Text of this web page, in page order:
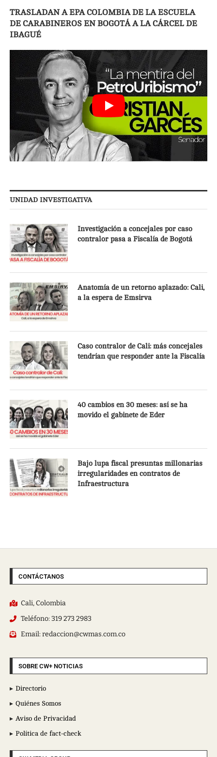
TRASLADAN A EPA COLOMBIA DE LA ESCUELA
DE CARABINEROS EN BOGOTÁ A LA CÁRCEL DE
IBAGUÉ
UNIDAD INVESTIGATIVA
Investigación a concejales por caso
contralor pasa a Fiscalía de Bogotá
Anatomía de un retorno aplazado: Cali,
a la espera de Emsirva
Caso contralor de Cali: más concejales
tendrían que responder ante la Fiscalía
40 cambios en 30 meses: así se ha
movido el gabinete de Eder
Bajo lupa fiscal presuntas millonarias
irregularidades en contratos de
Infraestructura
CONTÁCTANOS
Cali, Colombia
Teléfono: 319 273 2983
Email: redaccion@cwmas.com.co
SOBRE CW+ NOTICIAS
Directorio
Quiénes Somos
Aviso de Privacidad
Política de fact-check